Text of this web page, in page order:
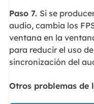
Paso 7. Si se
audio, cambia los
ventana en la
para reducir el uso
sincronización del
Otros problemas de